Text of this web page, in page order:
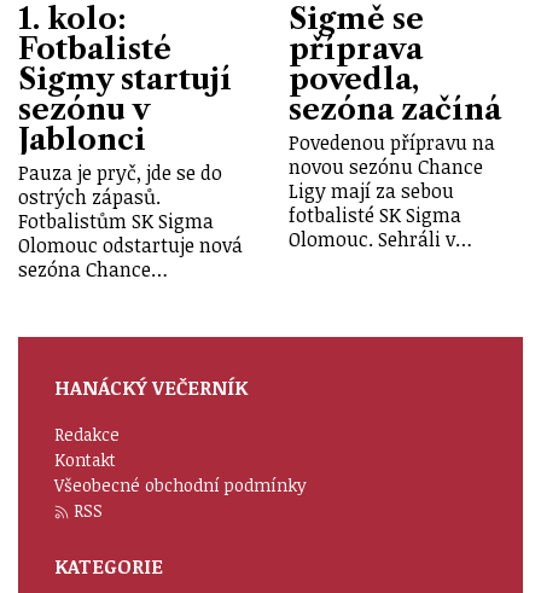
1. kolo:
Fotbalisté
Sigmy startují
sezónu v
Jablonci
Pauza je pryč, jde se do
ostrých zápasů.
Fotbalistům SK Sigma
Olomouc odstartuje nová
sezóna Chance…
Sigmě se
příprava
povedla,
sezóna začíná
Povedenou přípravu na
novou sezónu Chance
Ligy mají za sebou
fotbalisté SK Sigma
Olomouc. Sehráli v…
HANÁCKÝ VEČERNÍK
Redakce
Kontakt
Všeobecné obchodní podmínky
RSS
KATEGORIE